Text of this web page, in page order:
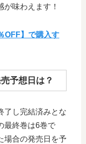
味わえます！
OFF】で購入す
予想日は？
了し完結済みとな
最終巻は6巻で
場合の発売日を予